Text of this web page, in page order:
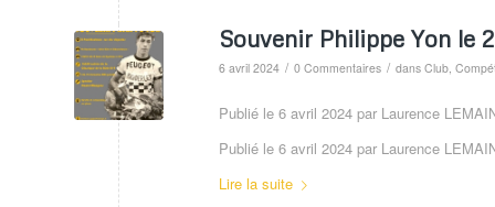
Souvenir Philippe Yon le
6 avril 2024 / 0 Commentaires / dans Club,
Publié le 6 avril 2024 par Laurence
Publié le 6 avril 2024 par Laurence
Lire la suite